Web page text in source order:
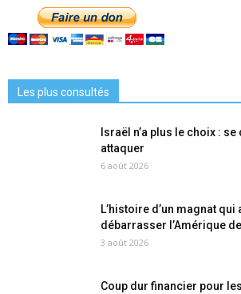
Les plus consultés
Israël n’a plus le choix : se
attaquer
6 août 2026
L’histoire d’un magnat
débarrasser l’Amérique
3 août 2026
Coup dur financier pour